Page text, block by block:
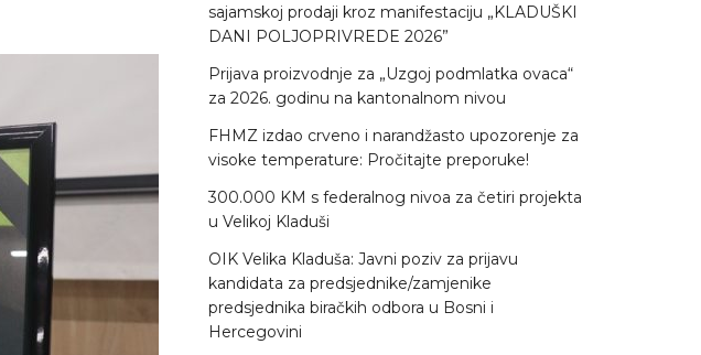
sajamskoj prodaji kroz manifestaciju „KLADUŠKI
DANI POLJOPRIVREDE 2026”
Prijava proizvodnje za „Uzgoj podmlatka ovaca“
za 2026. godinu na kantonalnom nivou
FHMZ izdao crveno i narandžasto upozorenje za
visoke temperature: Pročitajte preporuke!
300.000 KM s federalnog nivoa za četiri projekta
u Velikoj Kladuši
OIK Velika Kladuša: Javni poziv za prijavu
kandidata za predsjednike/zamjenike
predsjednika biračkih odbora u Bosni i
Hercegovini